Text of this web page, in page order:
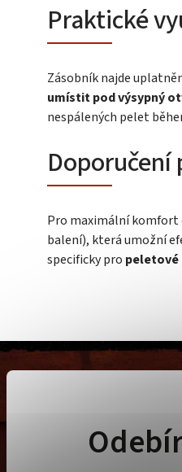
Praktické
Zásobník najde
umístit pod výsypný
nespálených pelet
Pro maximální komfort
balení), která umožní
specificky pro peletové